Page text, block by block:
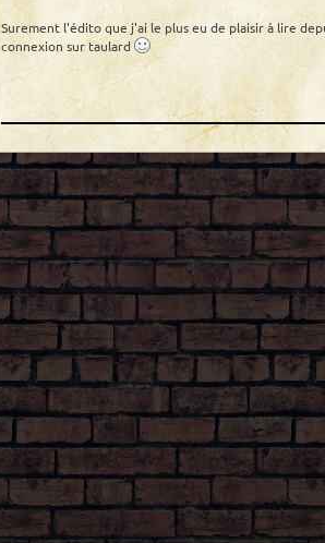
Surement l'édito que j'ai le plus eu de plaisir à lire
connexion sur taulard